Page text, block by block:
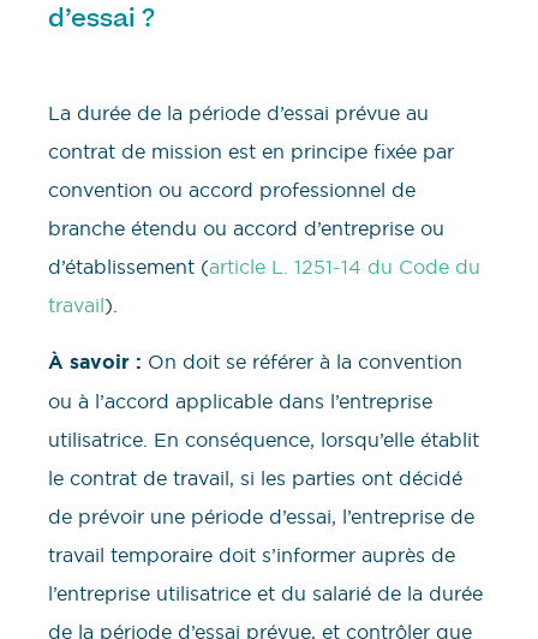
d’essai ?
La durée de la période d’essai prévue au
contrat de mission est en principe fixée par
convention ou accord professionnel de
branche étendu ou accord d’entreprise ou
d’établissement (article L. 1251-14 du Code du
travail).
À savoir : On doit se référer à la convention
ou à l’accord applicable dans l’entreprise
utilisatrice. En conséquence, lorsqu’elle établit
le contrat de travail, si les parties ont décidé
de prévoir une période d’essai, l’entreprise de
travail temporaire doit s’informer auprès de
l’entreprise utilisatrice et du salarié de la durée
de la période d’essai prévue, et contrôler que